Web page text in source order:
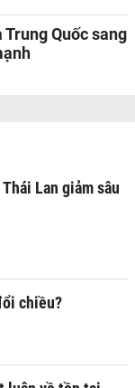
Quốc sang
Lan giảm sâu
chiều?